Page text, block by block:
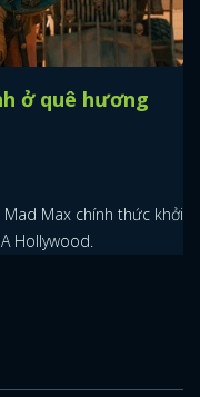
ở quê hương
Max chính thức khởi
Hollywood.